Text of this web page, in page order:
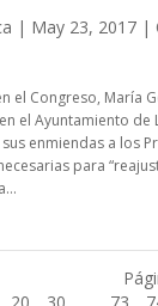
| May 23, 2017|
el Congreso, María
el Ayuntamiento de
enmiendas a los
para